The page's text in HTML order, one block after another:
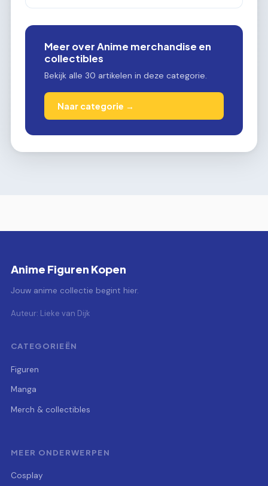
Meer over Anime merchandise en
collectibles
Bekijk alle 30 artikelen in deze categorie.
Naar categorie →
Anime Figuren Kopen
Jouw anime collectie begint hier.
Auteur: Lieke van Dijk
CATEGORIEËN
Figuren
Manga
Merch & collectibles
MEER ONDERWERPEN
Cosplay